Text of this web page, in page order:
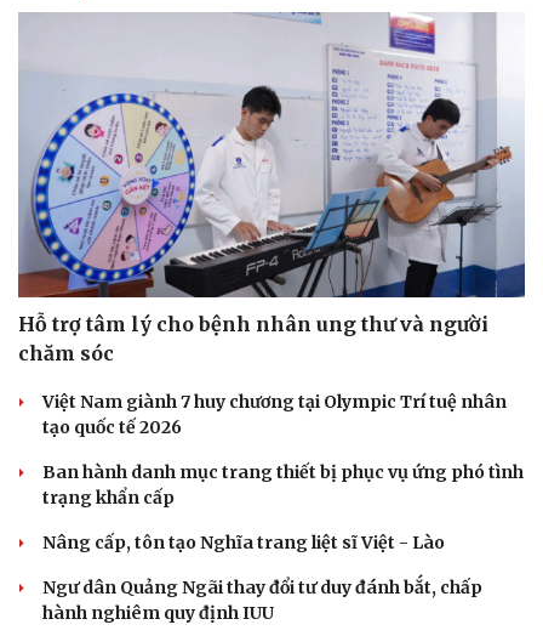
Tư vấn
Câu chuyện thời sự
Đọc truyện đêm khuya
Cửa sổ tình yêu
Kể chuyện cho bé
Hạt giống tâm hồn
Hỗ trợ tâm lý cho bệnh nhân ung thư và người
chăm sóc
Việt Nam giành 7 huy chương tại Olympic Trí tuệ nhân
tạo quốc tế 2026
Ban hành danh mục trang thiết bị phục vụ ứng phó tình
trạng khẩn cấp
Nâng cấp, tôn tạo Nghĩa trang liệt sĩ Việt - Lào
Ngư dân Quảng Ngãi thay đổi tư duy đánh bắt, chấp
hành nghiêm quy định IUU